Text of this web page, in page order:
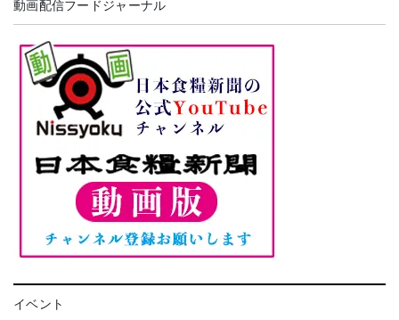
動画配信フードジャーナル
イベント